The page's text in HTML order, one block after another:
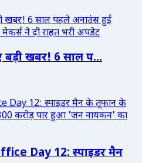
बड़ी खबर! 6 साल प...
Day 12: स्पाइडर मैन